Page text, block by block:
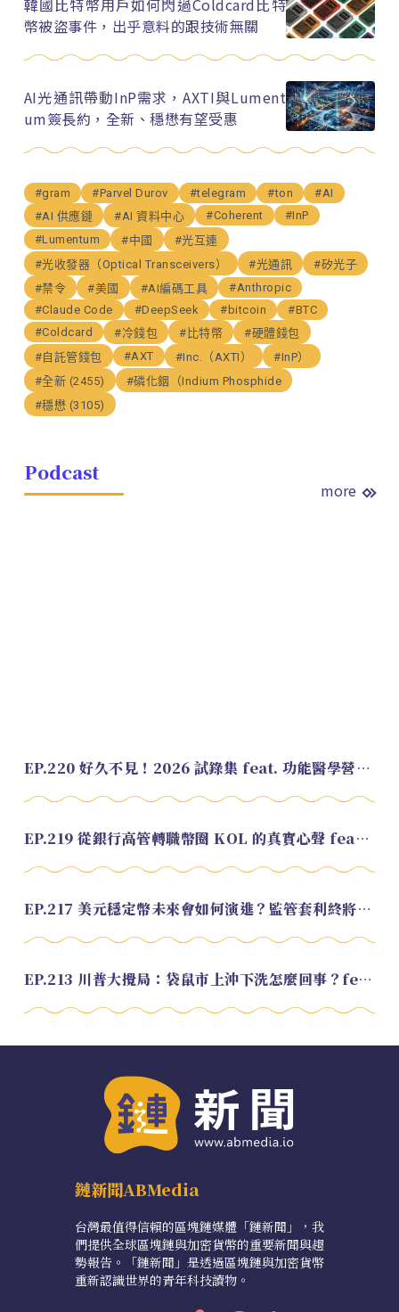
幣被盜事件，出乎意料的跟技術無關
AI光通訊帶動InP需求，AXTI與Lument
um簽長約，全新、穩懋有望受惠
#gram #Parvel Durov #telegram #ton
#AI
#AI 供應鏈
#AI 資料中心 #Coherent
#InP
#Lumentum
#中國
#光互連
#光收發器（Optical Transceivers）
#光通訊
#矽光子
#禁令
#美國 #AI編碼工具
#Anthropic
#Claude Code
#DeepSeek #bitcoin
#BTC
#Coldcard
#冷錢包 #比特幣
#硬體錢包
#自託管錢包
#AXT #Inc.（AXTI）
#InP）
#全新 (2455)
#磷化銦（Indium Phosphide
#穩懋 (3105)
Podcast
more
EP.220 好久不見！2026 試錄集 feat. 功能醫學營養師 美寶
EP.219 從銀行高管轉職幣圈 KOL 的真實心聲 feat.龜大
EP.217 美元穩定幣未來會如何演進？監管套利終將收斂？feat. 研究員 余哲安
EP.213 川普大攪局：袋鼠市上沖下洗怎麼回事？feat. Alvin
鏈新聞ABMedia
台灣最值得信賴的區塊鏈媒體「鏈新聞」，我
們提供全球區塊鏈與加密貨幣的重要新聞與趨
勢報告。「鏈新聞」是透過區塊鏈與加密貨幣
重新認識世界的青年科技讀物。